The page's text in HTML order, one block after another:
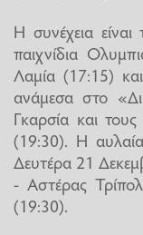
Η συνέχεια
παιχνίδια
Λαμία (17:15)
ανάμεσα στο
Γκαρσία και
(19:30). Η
Δευτέρα 21
- Αστέρας
(19:30).